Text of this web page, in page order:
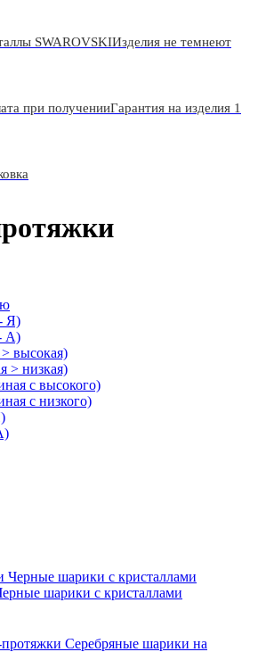
SWAROVSKIИзделия не темнеют
при полученииГарантия на изделия 1
Я)
А)
высокая)
> низкая)
с высокого)
с низкого)
шарики с кристаллами